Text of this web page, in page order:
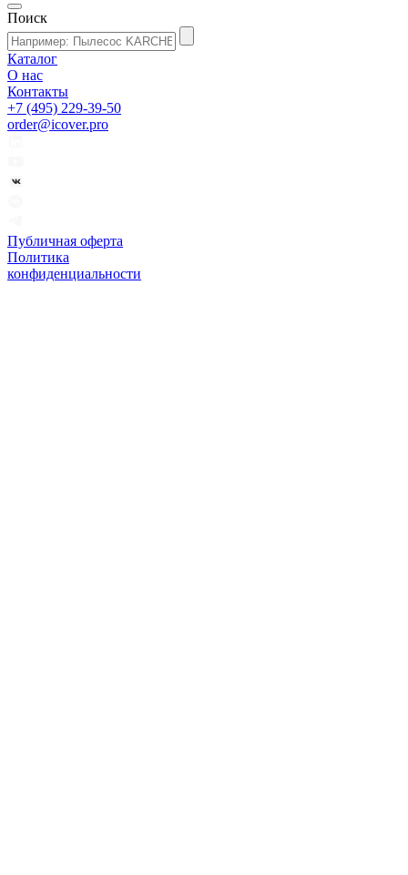
Поиск
Каталог
О нас
Контакты
+7 (495) 229-39-50
order@icover.pro
Публичная оферта
Политика
конфиденциальности